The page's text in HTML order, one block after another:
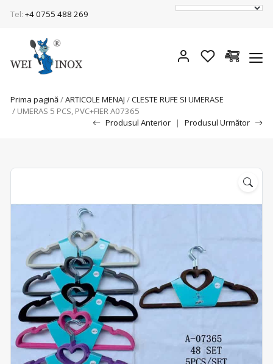
Tel: +4 0755 488 269
Prima pagină/ARTICOLE MENAJ /CLESTE RUFE SI UMERASE
/ UMERAS 5 PCS, PVC+FIER A07365
Produsul Anterior
| Produsul Următor